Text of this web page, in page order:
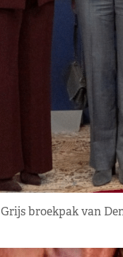
Grijs broekpak van